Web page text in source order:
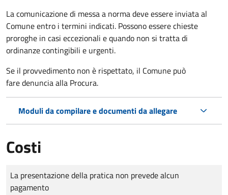
La comunicazione di messa a norma deve essere inviata al
Comune entro i termini indicati. Possono essere chieste
proroghe in casi eccezionali e quando non si tratta di
ordinanze contingibili e urgenti.
Se il provvedimento non è rispettato, il Comune può
fare denuncia alla Procura.
Moduli da compilare e documenti da allegare
Costi
Tipo di pagamento
Importo
La presentazione della pratica non prevede alcun
pagamento